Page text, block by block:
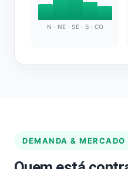
N · NE · SE · S · CO
DEMANDA & MERCADO